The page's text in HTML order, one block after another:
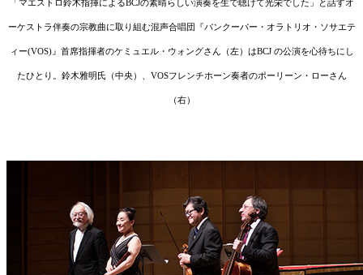
「マエストロ鈴木指揮によるBCJの素晴らしい演奏を生で聴けて光栄でした」と話すオ
ーケストラ伴奏の宗教曲に取り組む混声合唱団『バンクーバー・オラトリオ・ソサエテ
ィー(VOS)』首席指揮者のケミュエル・ウォングさん（左）はBCJ の公演を心待ちにし
たひとり。鈴木雅明氏（中央）、VOSフレンチホーン奏者のポーリーン・ローさん
（右）